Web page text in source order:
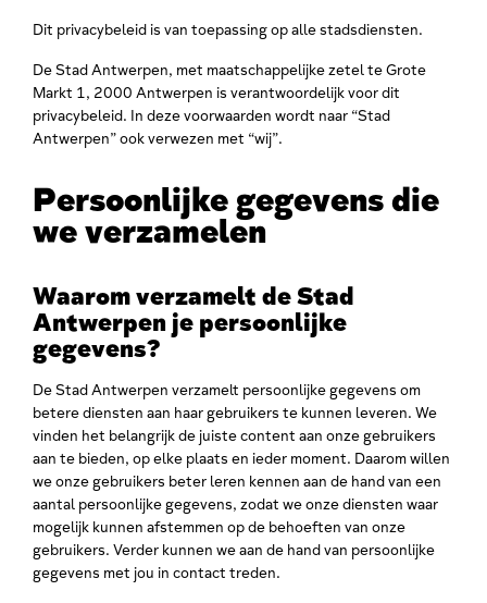
Dit privacybeleid is van toepassing op alle stadsdiensten.
De Stad Antwerpen, met maatschappelijke zetel te Grote
Markt 1, 2000 Antwerpen is verantwoordelijk voor dit
privacybeleid. In deze voorwaarden wordt naar “Stad
Antwerpen” ook verwezen met “wij”.
Persoonlijke gegevens die
we verzamelen
Waarom verzamelt de Stad
Antwerpen je persoonlijke
gegevens?
De Stad Antwerpen verzamelt persoonlijke gegevens om
betere diensten aan haar gebruikers te kunnen leveren. We
vinden het belangrijk de juiste content aan onze gebruikers
aan te bieden, op elke plaats en ieder moment. Daarom willen
we onze gebruikers beter leren kennen aan de hand van een
aantal persoonlijke gegevens, zodat we onze diensten waar
mogelijk kunnen afstemmen op de behoeften van onze
gebruikers. Verder kunnen we aan de hand van persoonlijke
gegevens met jou in contact treden.